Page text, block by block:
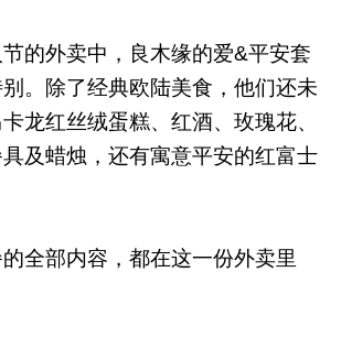
的外卖中，良木缘的爱&平安套
。除了经典欧陆美食，他们还未
龙红丝绒蛋糕、红酒、玫瑰花、
及蜡烛，还有寓意平安的红富士
全部内容，都在这一份外卖里